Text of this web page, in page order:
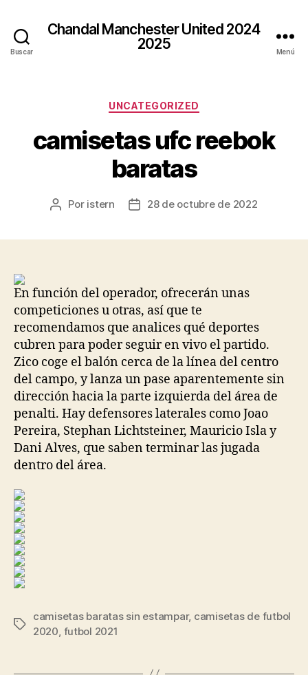
Buscar
Chandal Manchester United 2024
2025
Menú
Categorías
UNCATEGORIZED
camisetas ufc reebok
baratas
Autor
Por istern
Fecha28 de octubre de 2022
En función del operador, ofrecerán unas
competiciones u otras, así que te
recomendamos que analices qué deportes
cubren para poder seguir en vivo el partido.
Zico coge el balón cerca de la línea del centro
del campo, y lanza un pase aparentemente sin
dirección hacia la parte izquierda del área de
penalti. Hay defensores laterales como Joao
Pereira, Stephan Lichtsteiner, Mauricio Isla y
Dani Alves, que saben terminar las jugada
dentro del área.
Etiquetas
camisetas baratas sin estampar, camisetas de futbol
2020, futbol 2021